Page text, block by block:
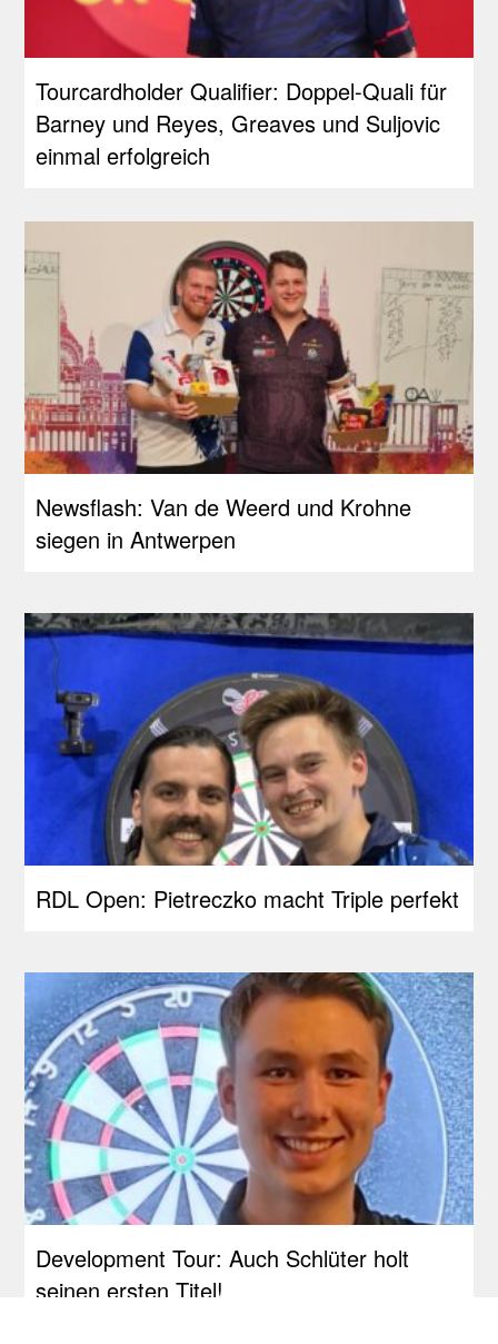
Tourcardholder Qualifier: Doppel-Quali für
Barney und Reyes, Greaves und Suljovic
einmal erfolgreich
Newsflash: Van de Weerd und Krohne
siegen in Antwerpen
RDL Open: Pietreczko macht Triple perfekt
Development Tour: Auch Schlüter holt
seinen ersten Titel!